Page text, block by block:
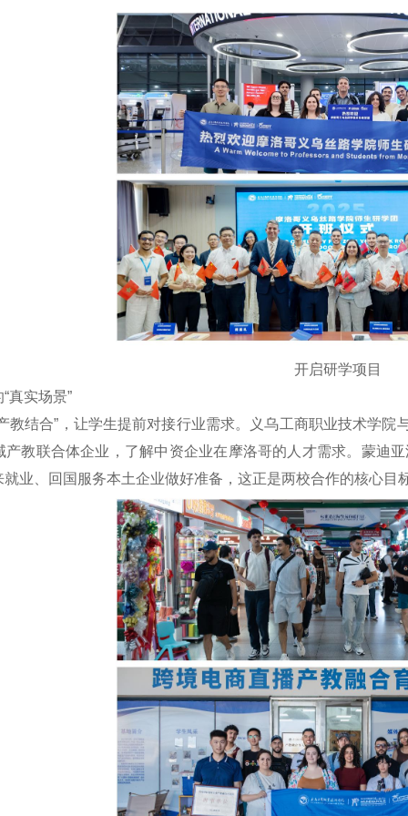
开启研学项目
真实场景”
教结合”，让学生提前对接行业需求。义乌工商职业技术学院
产教联合体企业，了解中资企业在摩洛哥的人才需求。蒙迪
业、回国服务本土企业做好准备，这正是两校合作的核心目